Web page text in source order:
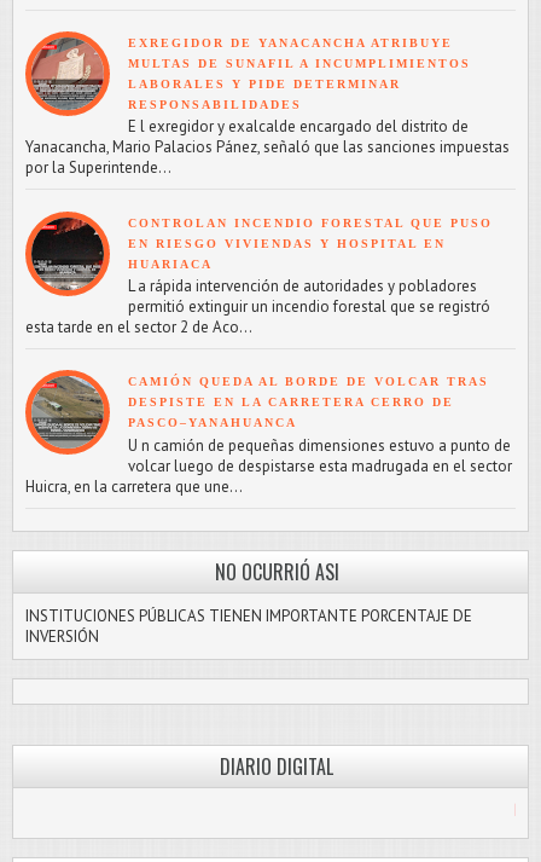
EXREGIDOR DE YANACANCHA ATRIBUYE
MULTAS DE SUNAFIL A INCUMPLIMIENTOS
LABORALES Y PIDE DETERMINAR
RESPONSABILIDADES
E l exregidor y exalcalde encargado del distrito de
Yanacancha, Mario Palacios Pánez, señaló que las sanciones impuestas
por la Superintende...
CONTROLAN INCENDIO FORESTAL QUE PUSO
EN RIESGO VIVIENDAS Y HOSPITAL EN
HUARIACA
L a rápida intervención de autoridades y pobladores
permitió extinguir un incendio forestal que se registró
esta tarde en el sector 2 de Aco...
CAMIÓN QUEDA AL BORDE DE VOLCAR TRAS
DESPISTE EN LA CARRETERA CERRO DE
PASCO–YANAHUANCA
U n camión de pequeñas dimensiones estuvo a punto de
volcar luego de despistarse esta madrugada en el sector
Huicra, en la carretera que une...
NO OCURRIÓ ASI
INSTITUCIONES PÚBLICAS TIENEN IMPORTANTE PORCENTAJE DE
INVERSIÓN
DIARIO DIGITAL